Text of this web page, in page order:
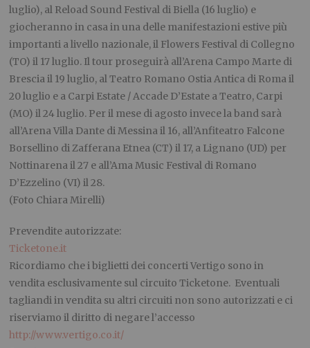
luglio), al Reload Sound Festival di Biella (16 luglio) e
giocheranno in casa in una delle manifestazioni estive più
importanti a livello nazionale, il Flowers Festival di Collegno
(TO) il 17 luglio. Il tour proseguirà all’Arena Campo Marte di
Brescia il 19 luglio, al Teatro Romano Ostia Antica di Roma il
20 luglio e a Carpi Estate / Accade D’Estate a Teatro, Carpi
(MO) il 24 luglio. Per il mese di agosto invece la band sarà
all’Arena Villa Dante di Messina il 16, all’Anfiteatro Falcone
Borsellino di Zafferana Etnea (CT) il 17, a Lignano (UD) per
Nottinarena il 27 e all’Ama Music Festival di Romano
D’Ezzelino (VI) il 28.
(Foto Chiara Mirelli)
Prevendite autorizzate:
Ticketone.it
Ricordiamo che i biglietti dei concerti Vertigo sono in
vendita esclusivamente sul circuito Ticketone. Eventuali
tagliandi in vendita su altri circuiti non sono autorizzati e ci
riserviamo il diritto di negare l’accesso
http://www.vertigo.co.it/